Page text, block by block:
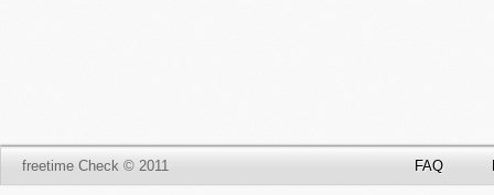
freetime Check © 2011 FAQ